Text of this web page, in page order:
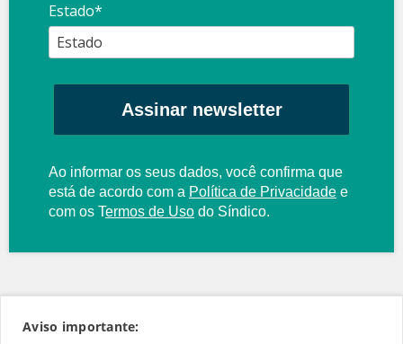
Estado*
Assinar newsletter
Ao informar os seus dados, você confirma que
está de acordo com a Política de Privacidade e
com os Termos de Uso do Síndico.
Aviso importante: